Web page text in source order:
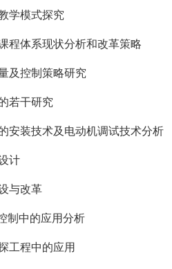
学模式探究
体系现状分析和改革策略
控制策略研究
若干研究
装技术及电动机调试技术分析
计
与改革
中的应用分析
程中的应用